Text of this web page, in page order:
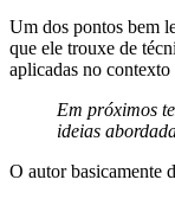
Um dos pontos bem
que ele trouxe de
aplicadas no
Em próximos
ideias
O autor basicamente